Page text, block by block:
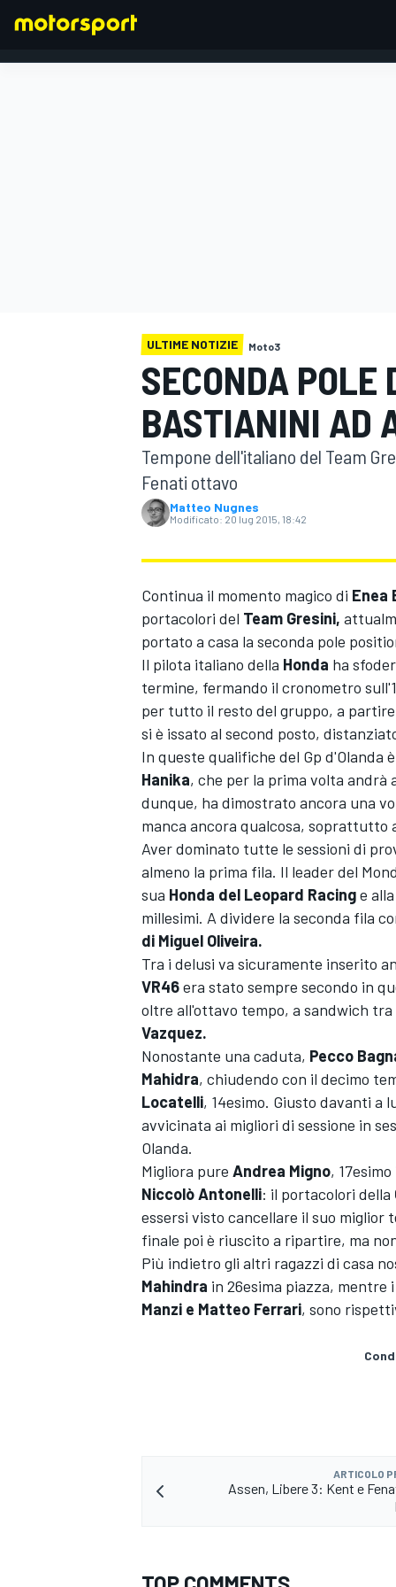
MOTOGP WEC
WRC
MONOPOSTO
ULTIME NOTIZIE Moto3
SECONDA
BASTIANINI AD
Tempone dell'italiano del Team
Fenati ottavo
Matteo Nugnes
Modificato: 20 lug 2015, 18:42
Continua il momento magico di Enea
portacolori del Team Gresini,
portato a casa la seconda pole
Il pilota italiano della Honda ha
termine, fermando il cronometro
per tutto il resto del gruppo, a partire
si è issato al second posto,
In queste qualifiche del Gp
Hanika, che per la prima volta andrà
dunque, ha dimostrato ancora una
manca ancora qualcosa, soprattutto
Aver dominato tutte le sessioni di
almeno la prima fila. Il leader del
sua Honda del Leopard Racinge
millesimi. A dividere la seconda fila
di Miguel Oliveira.
Tra i delusi va sicuramente inserito
VR46era stato sempre secondo in
oltre all'ottavo tempo, a sandwich tra
Vazquez.
Nonostante una caduta, Pecco
Mahidra, chiudendo con il decimo
Locatelli, 14esimo. Giusto davanti a
avvicinata ai migliori di sessione in
Olanda.
Migliora pure Andrea Migno,
Niccolò Antonelli: il portacolori della
essersi visto cancellare il suo miglior
finale poi è riuscito a ripartire, ma
Più indietro gli altri ragazzi di casa
Mahindra in 26esima piazza, mentre
Manzi e Matteo Ferrari, sono
ARTICOLO
Assen, Libere 3: Kent e